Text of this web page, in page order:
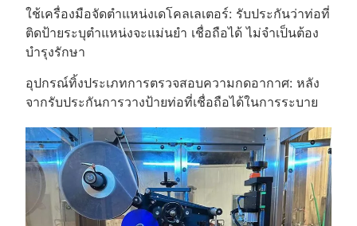
ใช้เครื่องมือจัดตำแหน่งเดโคลเลเตอร์: รับประกันว่าท่อที่
ติดป้ายระบุตำแหน่งจะแม่นยำ เชื่อถือได้ ไม่จำเป็นต้อง
บำรุงรักษา
อุปกรณ์ทิ้งประเภทการตรวจสอบความกดอากาศ: หลัง
จากรับประกันการวางป้ายท่อที่เชื่อถือได้ในการระบาย